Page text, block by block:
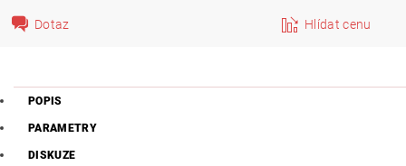
Dotaz Hlídat cenu
POPIS
PARAMETRY
DISKUZE